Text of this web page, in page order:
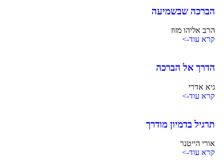
הברכה שבשמיעה
הרב אליהו מזוז
קרא עוד->
הדרך אל הברכה
גיא אדרי
קרא עוד->
תרגיל בדמיון מודרך
אורי הייטנר
קרא עוד->